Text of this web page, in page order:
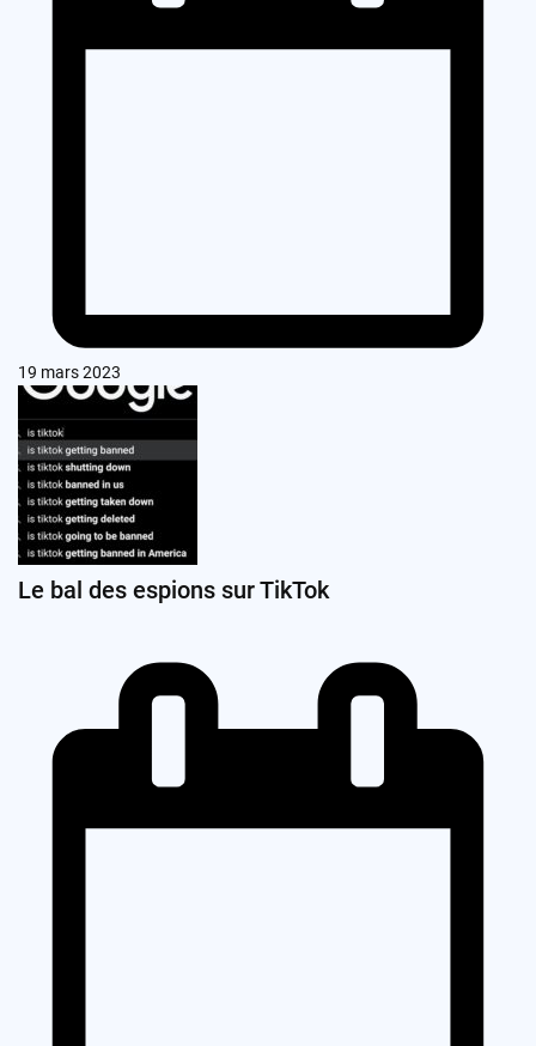
19 mars 2023
Le bal des espions sur TikTok